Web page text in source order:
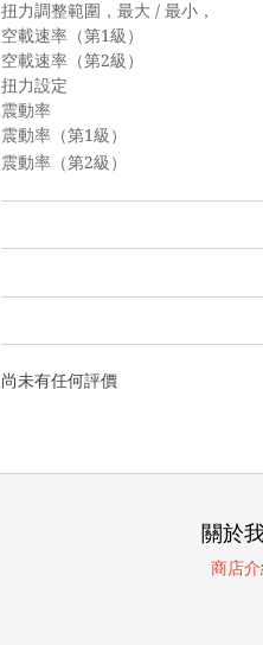
扭力調整範圍，最大 / 最小
空載速率（第1級
空載速率（第2級
扭力設
震動
震動率（第1級
震動率（第2級
尚未有任何評價
關於
商店